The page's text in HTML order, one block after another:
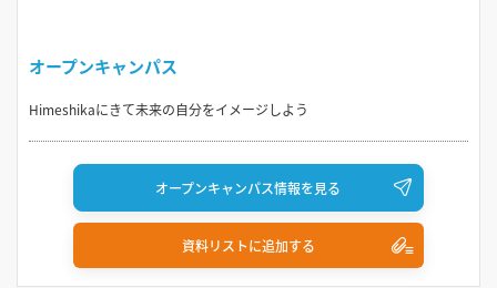
オープンキャンパス
Himeshikaにきて未来の自分をイメージしよう
オープンキャンパス情報を見る
資料リストに追加する